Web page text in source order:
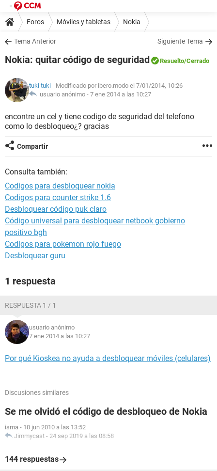
Foros Móviles y tabletas Nokia
Tema Anterior Siguiente Tema
Nokia: quitar código de seguridad Resuelto/Cerrado
tuki tuki - Modificado por ibero.modo el 7/01/2014, 10:26
usuario anónimo - 7 ene 2014 a las 10:27
encontre un cel y tiene codigo de seguridad del telefono
como lo desbloqueo¿? gracias
Compartir
Consulta también:
Codigos para desbloquear nokia
Codigos para counter strike 1.6
Desbloquear código puk claro
Código universal para desbloquear netbook gobierno
positivo bgh
Codigos para pokemon rojo fuego
Desbloquear guru
1 respuesta
RESPUESTA 1 / 1
usuario anónimo
7 ene 2014 a las 10:27
Por qué Kioskea no ayuda a desbloquear móviles (celulares)
Discusiones similares
Se me olvidó el código de desbloqueo de Nokia
isma - 10 jun 2010 a las 13:52
Jimmycast - 24 sep 2019 a las 08:58
144 respuestas